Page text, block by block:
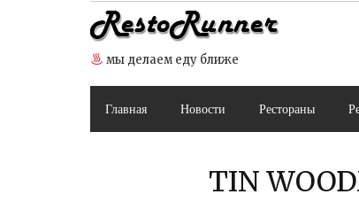
мы делаем еду ближе
Главная Новости Рестораны
TIN